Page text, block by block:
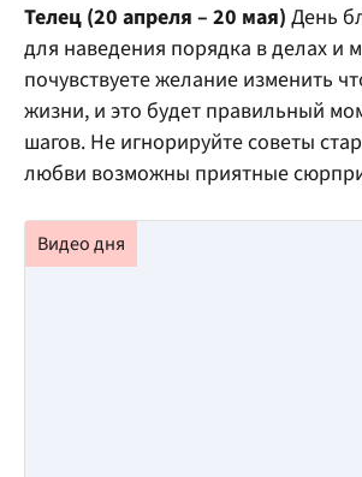
Телец (20 апреля – 20 мая) День
для наведения порядка в делах и
почувствуете желание изменить
жизни, и это будет правильный
шагов. Не игнорируйте советы
любви возможны приятные